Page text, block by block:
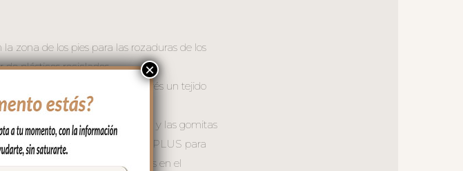
zona de los pies para las rozaduras de los
plásticos reciclados.
transpirabilidad. Por el revés un tejido
goma. También lleva las cintas y las gomitas
de sujeción adicional el S_PLUS para
por las aberturas de los arneses en el
×